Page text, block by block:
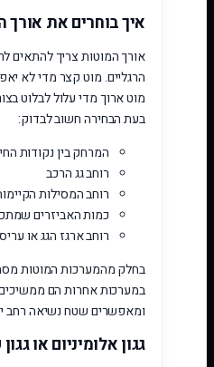
איך בוחרים את אורך
אורך המוטות צריך להתאים
הרגליים. מוט קצר מדי לא
מוט ארוך מדי עלול לבלוט
בעת הבחירה חשוב לבדוק:
המרחק בין נקודות
רוחב גג הרכב
רוחב המסילות
כמות האביזרים
רוחב ארגז הגג או
בחלק מהמערכות המוטות
במערכות אחרות הם
ומאפשרים שטח נשיאה רחב
גגון אלומיניום או